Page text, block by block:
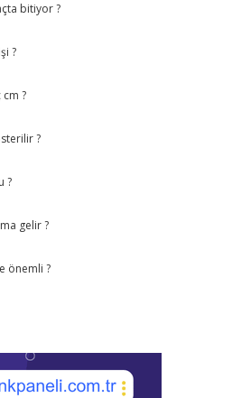
bitiyor ?
?
?
?
?
gelir ?
önemli ?